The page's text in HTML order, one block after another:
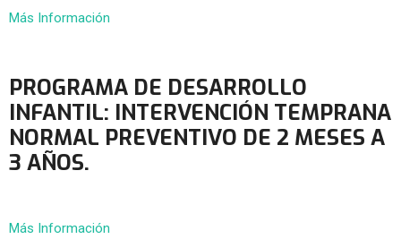
Más Información
PROGRAMA DE DESARROLLO
INFANTIL: INTERVENCIÓN TEMPRANA
NORMAL PREVENTIVO DE 2 MESES A
3 AÑOS.
Más Información